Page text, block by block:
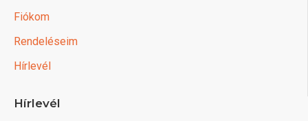
Fiókom
Rendeléseim
Hírlevél
Hírlevél